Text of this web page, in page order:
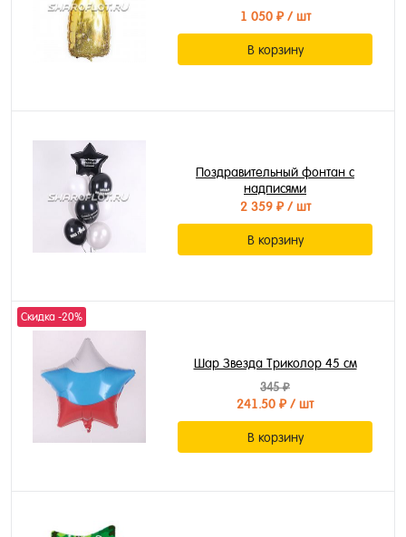
1 050 ₽/ шт
В корзину
Поздравительный фонтан с
надписями
2 359 ₽/ шт
В корзину
Скидка -20%
Шар Звезда Триколор 45 см
345 ₽
241.50 ₽/ шт
В корзину